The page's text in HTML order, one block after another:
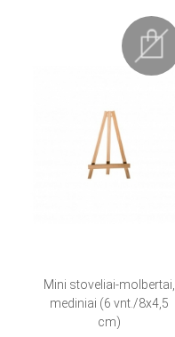
Mini stoveliai-molbertai,
mediniai (6 vnt./8x4,5
cm)